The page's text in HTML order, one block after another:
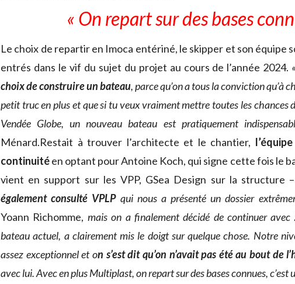
« On repart sur des bases
Le choix de repartir en Imoca entériné, le skipper et son équipe
entrés dans le vif du sujet du projet au cours de l’année 2024.
choix de construire un bateau, parce qu’on a tous la conviction qu’à
petit truc en plus et que si tu veux vraiment mettre toutes les chances
Vendée Globe, un nouveau bateau est pratiquement
Ménard.Restait à trouver l’architecte et le chantier,
continuitéen optant pour Antoine Koch, qui signe cette fois le
vient en support sur les VPP, GSea Design sur la structure
également consulté VPLPqui nous a présenté un dossier
Yoann Richomme, mais on a finalement décidé de continuer
bateau actuel, a clairement mis le doigt sur quelque chose. Notre
assez exceptionnel et on s’est dit qu’on n’avait pas été au bout de
avec lui. Avec en plus Multiplast, on repart sur des bases connues, c’est